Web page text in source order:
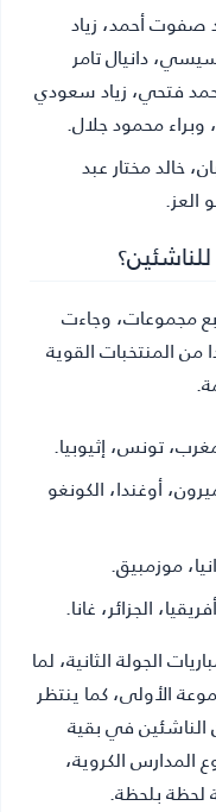
صفوت أحمد، زياد
دانيال تامر
فتحي، زياد سعودي
محمود جلال.
خالد مختار عبد
العز.
مجموعات، وجاءت
المنتخبات القوية
تونس، إثيوبيا.
أوغندا، الكونغو
موزمبيق.
الجزائر، غانا.
الجولة الثانية، لما
الأولى، كما ينتظر
الناشئين في بقية
المدارس الكروية،
لحظة بلحظة.